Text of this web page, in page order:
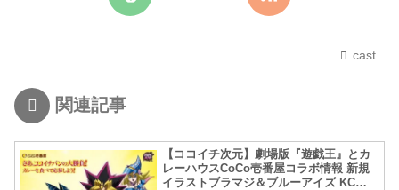
cast
関連記事
【ココイチ次元】劇場版『遊戯王』とカ
レーハウスCoCo壱番屋コラボ情報 新規
イラストブラマジ＆ブルーアイズ KC仕